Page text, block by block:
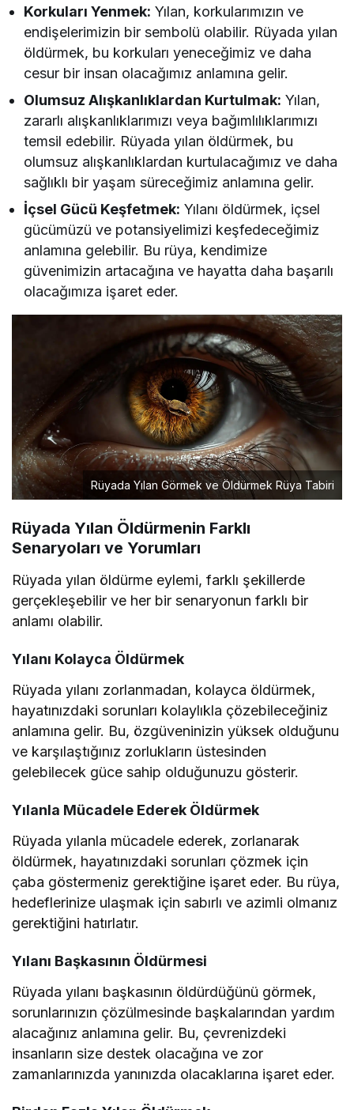
Korkuları Yenmek: Yılan, korkularımızın ve
endişelerimizin bir sembolü olabilir. Rüyada yılan
öldürmek, bu korkuları yeneceğimiz ve daha
cesur bir insan olacağımız anlamına gelir.
Olumsuz Alışkanlıklardan Kurtulmak: Yılan,
zararlı alışkanlıklarımızı veya bağımlılıklarımızı
temsil edebilir. Rüyada yılan öldürmek, bu
olumsuz alışkanlıklardan kurtulacağımız ve daha
sağlıklı bir yaşam süreceğimiz anlamına gelir.
İçsel Gücü Keşfetmek: Yılanı öldürmek, içsel
gücümüzü ve potansiyelimizi keşfedeceğimiz
anlamına gelebilir. Bu rüya, kendimize
güvenimizin artacağına ve hayatta daha başarılı
olacağımıza işaret eder.
Rüyada Yılan Görmek ve Öldürmek Rüya Tabiri
Rüyada Yılan Öldürmenin Farklı
Senaryoları ve Yorumları
Rüyada yılan öldürme eylemi, farklı şekillerde
gerçekleşebilir ve her bir senaryonun farklı bir
anlamı olabilir.
Yılanı Kolayca Öldürmek
Rüyada yılanı zorlanmadan, kolayca öldürmek,
hayatınızdaki sorunları kolaylıkla çözebileceğiniz
anlamına gelir. Bu, özgüveninizin yüksek olduğunu
ve karşılaştığınız zorlukların üstesinden
gelebilecek güce sahip olduğunuzu gösterir.
Yılanla Mücadele Ederek Öldürmek
Rüyada yılanla mücadele ederek, zorlanarak
öldürmek, hayatınızdaki sorunları çözmek için
çaba göstermeniz gerektiğine işaret eder. Bu rüya,
hedeflerinize ulaşmak için sabırlı ve azimli olmanız
gerektiğini hatırlatır.
Yılanı Başkasının Öldürmesi
Rüyada yılanı başkasının öldürdüğünü görmek,
sorunlarınızın çözülmesinde başkalarından yardım
alacağınız anlamına gelir. Bu, çevrenizdeki
insanların size destek olacağına ve zor
zamanlarınızda yanınızda olacaklarına işaret eder.